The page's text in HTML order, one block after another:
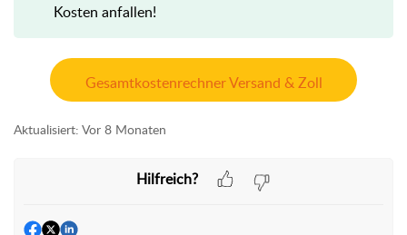
Kosten anfallen!
Gesamtkostenrechner Versand & Zoll
Aktualisiert: Vor 8 Monaten
Hilfreich?